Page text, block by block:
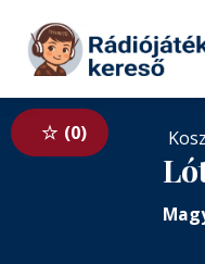
Tovább a tartalomhoz
0